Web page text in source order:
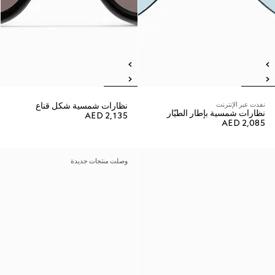
نفدت عبر الإنترنت
نظارات شمسية بإطار الطيّار
AED 2,085
نظارات شمسية شكل قناع
AED 2,135
وصلت منتجات جديدة